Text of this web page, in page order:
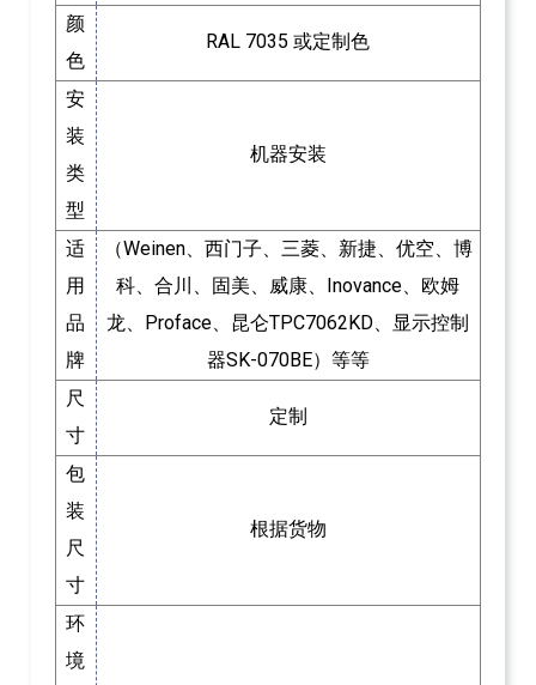
颜
色
RAL 7035 或定制色
安
装
类
型
机器安装
适
用
品
牌
（Weinen、西门子、三菱、新捷、优空、博
科、合川、固美、威康、Inovance、欧姆
龙、Proface、昆仑TPC7062KD、显示控制
器SK-070BE）等等
尺
寸
定制
包
装
尺
寸
根据货物
环
境